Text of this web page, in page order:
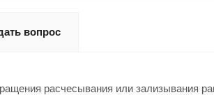
вопрос
расчесывания или зализывания